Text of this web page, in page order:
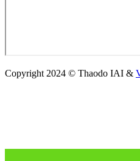
Copyright 2024 © Thaodo IAI &